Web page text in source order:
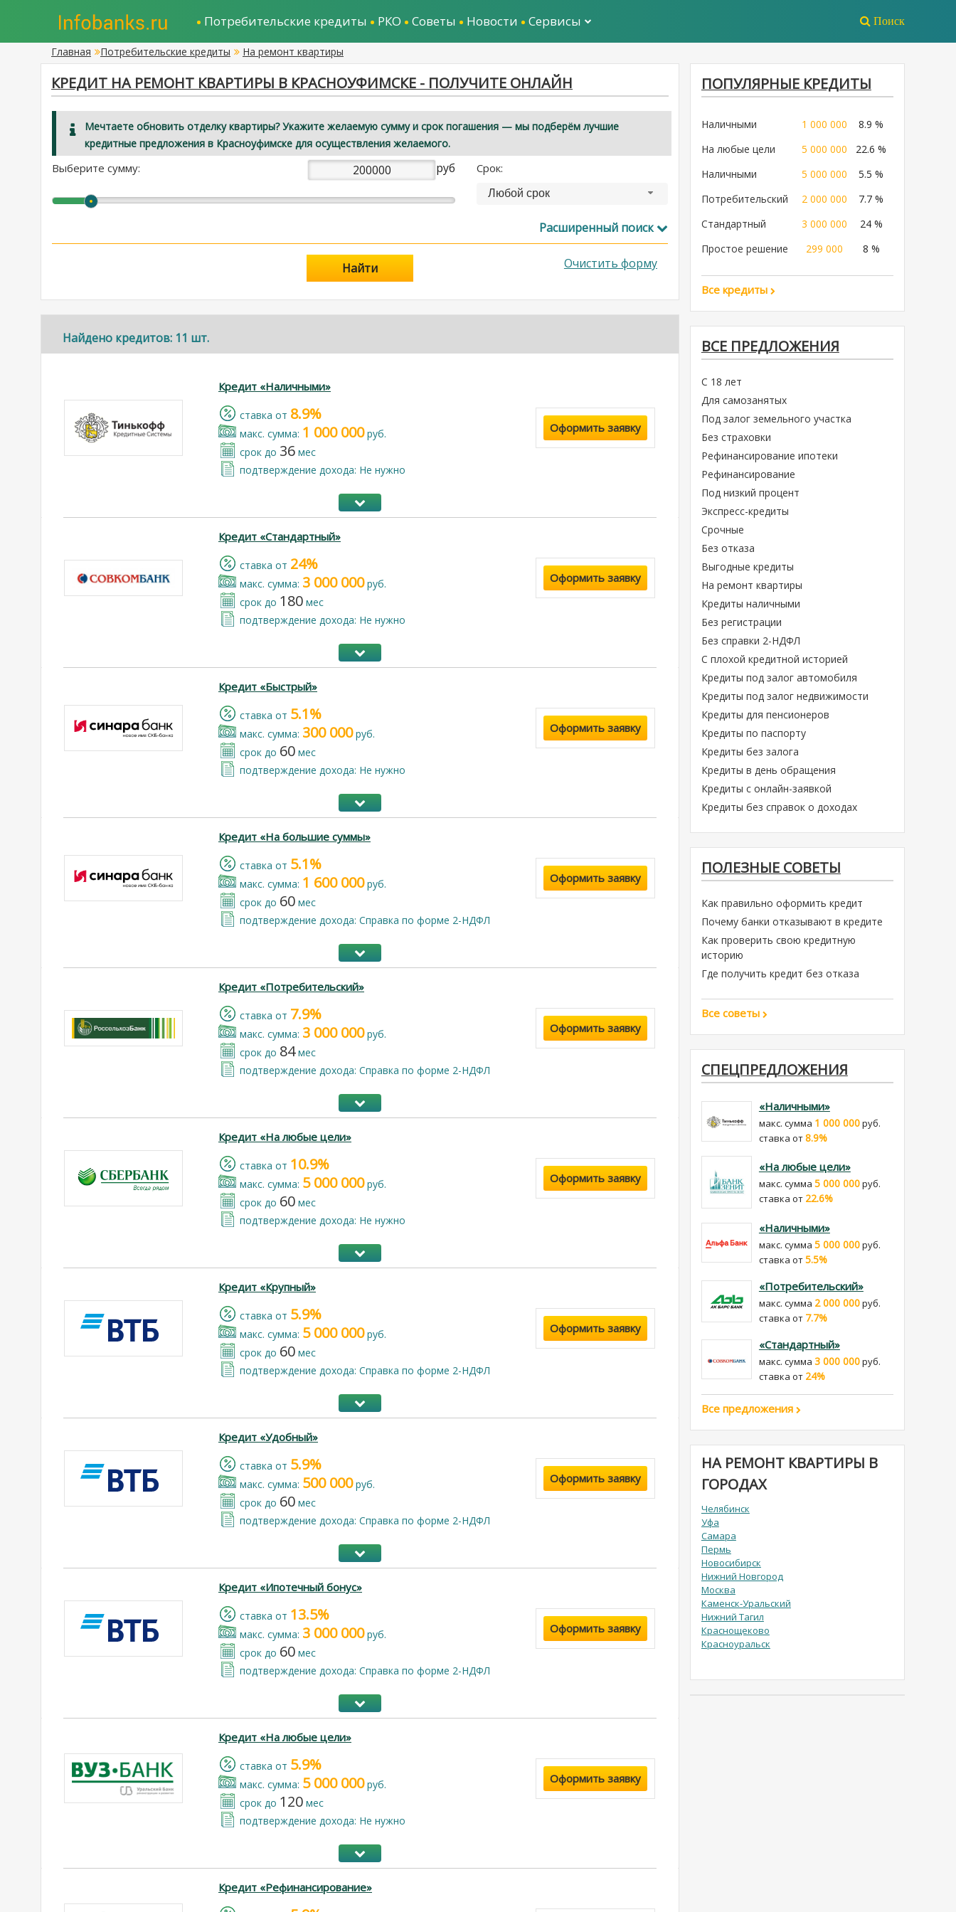
Потребительские кредиты РКО Советы Новости Сервисы Поиск
Главная Потребительские кредиты На ремонт квартиры
КРЕДИТ НА РЕМОНТ КВАРТИРЫ В КРАСНОУФИМСКЕ - ПОЛУЧИТЕ ОНЛАЙН
Мечтаете обновить отделку квартиры? Укажите желаемую сумму и срок погашения — мы подберём лучшие
кредитные предложения в Красноуфимске для осуществления желаемого.
Выберите сумму: руб Срок:
Любой срок
Расширенный поиск
Очистить форму
Найти
Найдено кредитов: 11 шт.
Кредит «Наличными»
cтавка от 8.9%
макс. сумма: 1 000 000руб.
срок до 36 мес
подтверждение дохода: Не нужно
Оформить заявку
Кредит «Стандартный»
cтавка от 24%
макс. сумма: 3 000 000руб.
срок до 180 мес
подтверждение дохода: Не нужно
Оформить заявку
Кредит «Быстрый»
cтавка от 5.1%
макс. сумма: 300 000руб.
срок до 60 мес
подтверждение дохода: Не нужно
Оформить заявку
Кредит «На большие суммы»
cтавка от 5.1%
макс. сумма: 1 600 000руб.
срок до 60 мес
подтверждение дохода: Справка по форме 2-НДФЛ
Оформить заявку
Кредит «Потребительский»
cтавка от 7.9%
макс. сумма: 3 000 000руб.
срок до 84мес
подтверждение дохода: Справка по форме 2-НДФЛ
Оформить заявку
Кредит «На любые цели»
cтавка от 10.9%
макс. сумма: 5 000 000руб.
срок до 60 мес
подтверждение дохода: Не нужно
Оформить заявку
Кредит «Крупный»
cтавка от 5.9%
макс. сумма: 5 000 000руб.
срок до 60 мес
подтверждение дохода: Справка по форме 2-НДФЛ
Оформить заявку
Кредит «Удобный»
cтавка от 5.9%
макс. сумма: 500 000руб.
срок до 60 мес
подтверждение дохода: Справка по форме 2-НДФЛ
Оформить заявку
Кредит «Ипотечный бонус»
cтавка от 13.5%
макс. сумма: 3 000 000руб.
срок до 60 мес
подтверждение дохода: Справка по форме 2-НДФЛ
Оформить заявку
Кредит «На любые цели»
cтавка от 5.9%
макс. сумма: 5 000 000руб.
срок до 120 мес
подтверждение дохода: Не нужно
Оформить заявку
Кредит «Рефинансирование»
ПОПУЛЯРНЫЕ КРЕДИТЫ
Наличными 1 000 000
8.9 %
На любые цели
5 000 000
22.6 %
Наличными
5 000 000
5.5 %
Потребительский
2 000 000
7.7 %
Стандартный
3 000 000
24 %
Простое решение
299 000 8 %
Все кредиты
ВСЕ ПРЕДЛОЖЕНИЯ
С 18 лет
Для самозанятых
Под залог земельного участка
Без страховки
Рефинансирование ипотеки
Рефинансирование
Под низкий процент
Экспресс-кредиты
Срочные
Без отказа
Выгодные кредиты
На ремонт квартиры
Кредиты наличными
Без регистрации
Без справки 2-НДФЛ
С плохой кредитной историей
Кредиты под залог автомобиля
Кредиты под залог недвижимости
Кредиты для пенсионеров
Кредиты по паспорту
Кредиты без залога
Кредиты в день обращения
Кредиты с онлайн-заявкой
Кредиты без справок о доходах
ПОЛЕЗНЫЕ СОВЕТЫ
Как правильно оформить кредит
Почему банки отказывают в кредите
Как проверить свою кредитную
историю
Где получить кредит без отказа
Все советы
СПЕЦПРЕДЛОЖЕНИЯ
«Наличными»
макс. сумма 1 000 000руб.
cтавка от8.9%
«На любые цели»
макс. сумма 5 000 000руб.
cтавка от 22.6%
«Наличными»
макс. сумма 5 000 000руб.
cтавка от5.5%
«Потребительский»
макс. сумма 2 000 000руб.
cтавка от 7.7%
«Стандартный»
макс. сумма 3 000 000руб.
cтавка от 24%
Все предложения
НА РЕМОНТ КВАРТИРЫ В
ГОРОДАХ
Челябинск
Уфа
Самара
Пермь
Новосибирск
Нижний Новгород
Москва
Каменск-Уральский
Нижний Тагил
Краснощеково
Красноуральск